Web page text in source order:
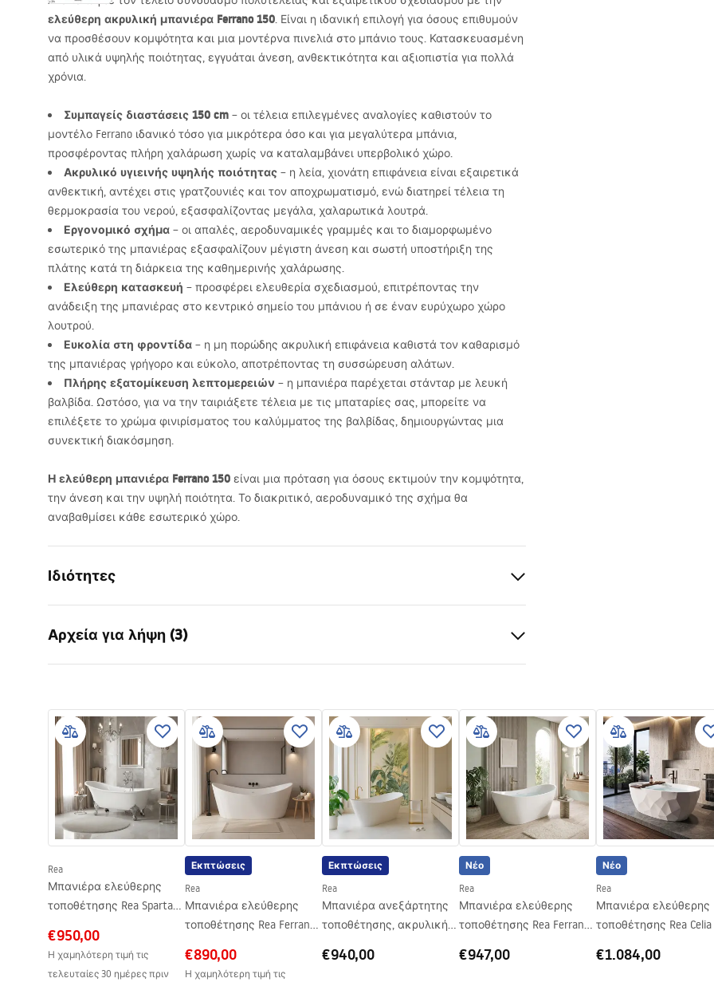
ελεύθερη ακρυλική μπανιέρα Ferrano 150. Είναι η ιδανική επιλογή για όσους επιθυμούν
να προσθέσουν κομψότητα και μια μοντέρνα πινελιά στο μπάνιο τους. Κατασκευασμένη
από υλικά υψηλής ποιότητας, εγγυάται άνεση, ανθεκτικότητα και αξιοπιστία για πολλά
χρόνια.
Συμπαγείς διαστάσεις 150 cm – οι τέλεια επιλεγμένες αναλογίες καθιστούν το
μοντέλο Ferrano ιδανικό τόσο για μικρότερα όσο και για μεγαλύτερα μπάνια,
προσφέροντας πλήρη χαλάρωση χωρίς να καταλαμβάνει υπερβολικό χώρο.
Ακρυλικό υγιεινής υψηλής ποιότητας – η λεία, χιονάτη επιφάνεια είναι εξαιρετικά
ανθεκτική, αντέχει στις γρατζουνιές και τον αποχρωματισμό, ενώ διατηρεί τέλεια τη
θερμοκρασία του νερού, εξασφαλίζοντας μεγάλα, χαλαρωτικά λουτρά.
Εργονομικό σχήμα – οι απαλές, αεροδυναμικές γραμμές και το διαμορφωμένο
εσωτερικό της μπανιέρας εξασφαλίζουν μέγιστη άνεση και σωστή υποστήριξη της
πλάτης κατά τη διάρκεια της καθημερινής χαλάρωσης.
Ελεύθερη κατασκευή – προσφέρει ελευθερία σχεδιασμού, επιτρέποντας την
ανάδειξη της μπανιέρας στο κεντρικό σημείο του μπάνιου ή σε έναν ευρύχωρο χώρο
λουτρού.
Ευκολία στη φροντίδα – η μη πορώδης ακρυλική επιφάνεια καθιστά τον καθαρισμό
της μπανιέρας γρήγορο και εύκολο, αποτρέποντας τη συσσώρευση αλάτων.
Πλήρης εξατομίκευση λεπτομερειών – η μπανιέρα παρέχεται στάνταρ με λευκή
βαλβίδα. Ωστόσο, για να την ταιριάξετε τέλεια με τις μπαταρίες σας, μπορείτε να
επιλέξετε το χρώμα φινιρίσματος του καλύμματος της βαλβίδας, δημιουργώντας μια
συνεκτική διακόσμηση.
Η ελεύθερη μπανιέρα Ferrano 150 είναι μια πρόταση για όσους εκτιμούν την κομψότητα,
την άνεση και την υψηλή ποιότητα. Το διακριτικό, αεροδυναμικό της σχήμα θα
αναβαθμίσει κάθε εσωτερικό χώρο.
Ιδιότητες
Χρώμα
Υλικό
Ακρυλικό
Πλάτος
740
mm
Ύψος
670
mm
Πλευρά εγκατάστασης
Βαλβίδα και σιφόνι περιλαμβάνονται
Ναι
Εγγύηση
24 μήνες
Αρχεία για λήψη (3)
Instrukcja_wanien_wolnostoj__cyc
h.pdf
WARUNKI_BEZPIECZENSTWA_WAN
NY.pdf
Όροι εγγύησης
Warranty_Terms_and_Conditions_
Bathtubs.pdf
Rea
Μπανιέρα ελεύθερης
τοποθέτησης Rea Sparta
€950,00
Η χαμηλότερη τιμή τις
τελευταίες 30 ημέρες πριν
Εκπτώσεις
Rea
Μπανιέρα ελεύθερης
τοποθέτησης Rea Ferrano
€890,00
Η χαμηλότερη τιμή τις
Εκπτώσεις
Rea
Μπανιέρα ανεξάρτητης
τοποθέτησης, ακρυλική
€940,00
Νέο
Rea
Μπανιέρα ελεύθερης
τοποθέτησης Rea Ferrano
€947,00
Νέο
Rea
Μπανιέρα ελεύθερης
τοποθέτησης Rea
€1.084,00